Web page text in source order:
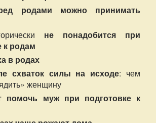
родами можно принимать
не понадобится при
к родам
в родах
схваток силы на исходе: чем
женщину
помочь муж при подготовке к